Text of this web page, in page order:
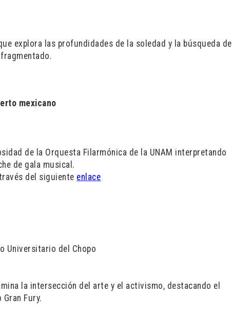
explora las profundidades de la soledad y la búsqueda de
mexicano
de la Orquesta Filarmónica de la UNAM interpretando
de gala musical.
del siguiente enlace
Universitario del Chopo
la intersección del arte y el activismo, destacando el
Fury.